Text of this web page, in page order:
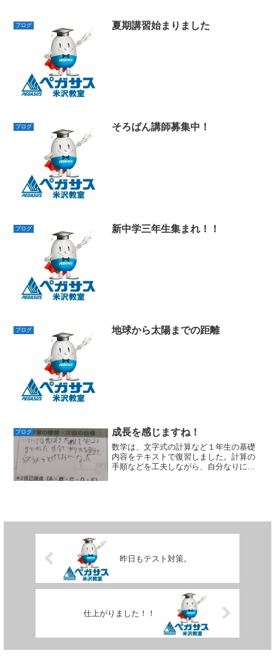
末テストの人は１２日より、...
ブログ 夏期講習始まりました
ブログ そろばん講師募集中！
ブログ 新中学三年生集まれ！！
ブログ 地球から太陽までの距離
ブログ 成長を感じますね！
数学は、文字式の計算など１年生の基礎
内容をテキストで復習しました。計算の
手順などを工夫しながら、自分なりに考
昨日もテスト対策。
仕上がりました！！